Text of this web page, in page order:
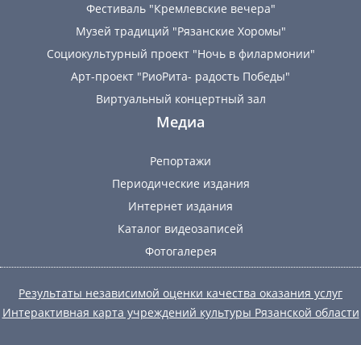
Фестиваль "Кремлевские вечера"
Музей традиций "Рязанские Хоромы"
Социокультурный проект "Ночь в филармонии"
Арт-проект "РиоРита- радость Победы"
Виртуальный концертный зал
Медиа
Репортажи
Периодические издания
Интернет издания
Каталог видеозаписей
Фотогалерея
Результаты независимой оценки качества оказания услуг
Интерактивная карта учреждений культуры Рязанской области